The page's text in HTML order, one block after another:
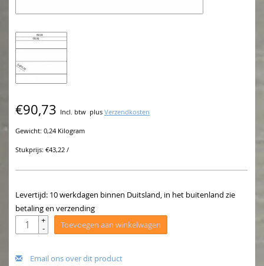
€90,73 Incl. btw plus Verzendkosten
Gewicht: 0,24 Kilogram
Stukprijs: €43,22 /
Levertijd: 10 werkdagen binnen Duitsland, in het buitenland zie
betaling en verzending
+
- Toevoegen aan winkelwagen
Email ons over dit product